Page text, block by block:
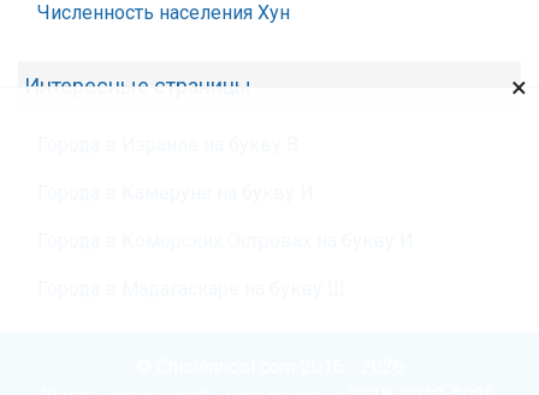
Численность населения Хун
Интересные страницы ×